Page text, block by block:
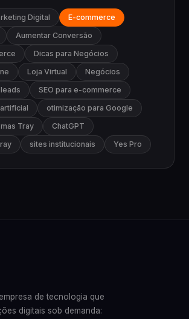
Digital
E-commerce
Aumentar Conversão
Dicas para Negócios
Loja Virtual
Negócios
SEO para e-commerce
otimização para Google
Tray
ChatGPT
sites institucionais Yes Pro
de tecnologia que
digitais sob demanda: